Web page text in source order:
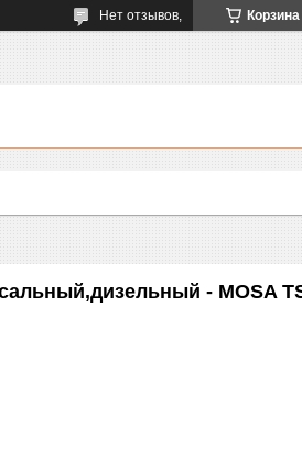
Корзина
Нет отзывов,
- MOSA